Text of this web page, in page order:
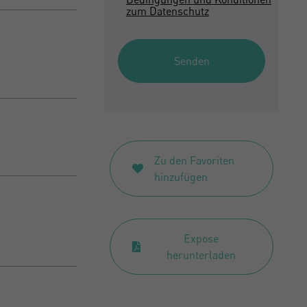
zum Datenschutz
Senden
Zu den Favoriten
hinzufügen
Expose
herunterladen